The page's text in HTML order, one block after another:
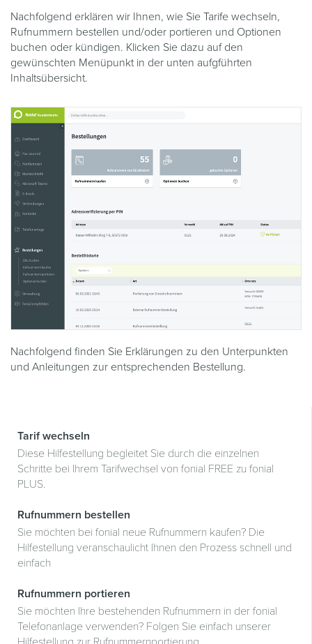
Nachfolgend erklären wir Ihnen, wie Sie Tarife wechseln,
Rufnummern bestellen und/oder portieren und Optionen
buchen oder kündigen. Klicken Sie dazu auf den
gewünschten Menüpunkt in der unten aufgführten
Inhaltsübersicht.
Nachfolgend finden Sie Erklärungen zu den Unterpunkten
und Anleitungen zur entsprechenden Bestellung.
Tarif wechseln
Diese Hilfestellung begleitet Sie durch die einzelnen
Schritte bei Ihrem Tarifwechsel von fonial FREE zu fonial
PLUS.
Rufnummern bestellen
Sie möchten bei fonial neue Rufnummern kaufen? Die
Hilfestellung veranschaulicht Ihnen den Prozess schnell und
einfach
Rufnummern portieren
Sie möchten Ihre bestehenden Rufnummern in der fonial
Telefonanlage verwenden? Folgen Sie einfach unserer